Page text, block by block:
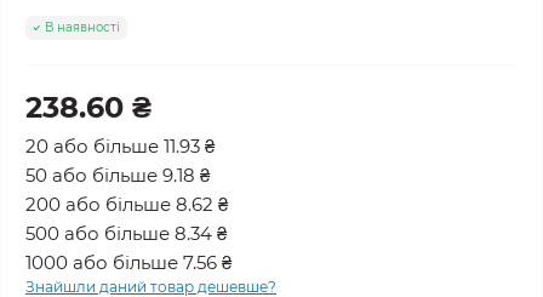
В наявності
238.60 ₴
20 або більше 11.93 ₴
50 або більше 9.18 ₴
200 або більше 8.62 ₴
500 або більше 8.34 ₴
1000 або більше 7.56 ₴
Знайшли даний товар дешевше?